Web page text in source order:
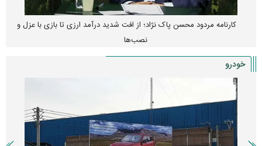
کارنامه مردود محسن پاک‌ نژاد؛ از افت شدید درآمد ارزی تا بازی با عزل و
نصب‌ها
خودرو